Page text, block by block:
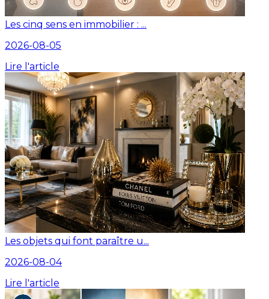
Les cinq sens en immobilier : ...
2026-08-05
Lire l'article
Les objets qui font paraître u...
2026-08-04
Lire l'article